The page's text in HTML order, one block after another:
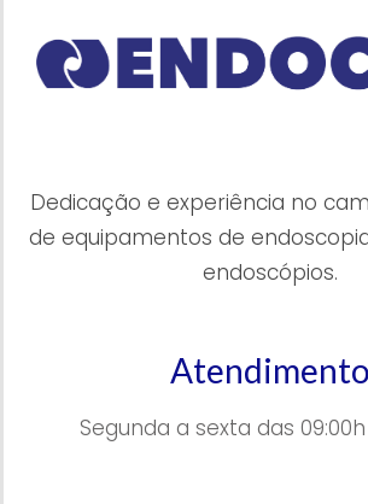
Dedicação e experiência no
de equipamentos de
endoscópios.
Atendimento
Segunda a sexta das 09:00h